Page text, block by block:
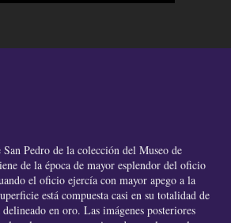
Pedro de la colección del Museo de
de la época de mayor esplendor del oficio
el oficio ejercía con mayor apego a la
está compuesta casi en su totalidad de
en oro. Las imágenes posteriores